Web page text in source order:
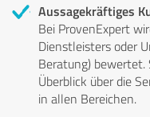
Aussagekräftiges
Bei ProvenExpert
Dienstleisters oder
Beratung)
Überblick über die
in allen Bereichen.